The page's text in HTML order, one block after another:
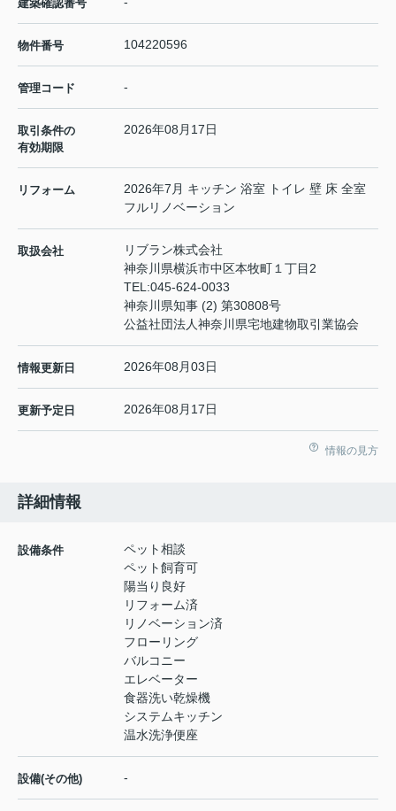
建築確認番号
物件番号 104220596
管理コード -
取引条件の
有効期限
2026年08月17日
リフォーム
2026年7月 キッチン 浴室 トイレ 壁 床 全室
フルリノベーション
取扱会社
リブラン株式会社
神奈川県横浜市中区本牧町１丁目2
TEL:045-624-0033
神奈川県知事 (2) 第30808号
公益社団法人神奈川県宅地建物取引業協会
情報更新日 2026年08月03日
更新予定日 2026年08月17日
情報の見方
詳細情報
設備条件
ペット相談
ペット飼育可
陽当り良好
リフォーム済
リノベーション済
フローリング
バルコニー
エレベーター
食器洗い乾燥機
システムキッチン
温水洗浄便座
設備(その他) -